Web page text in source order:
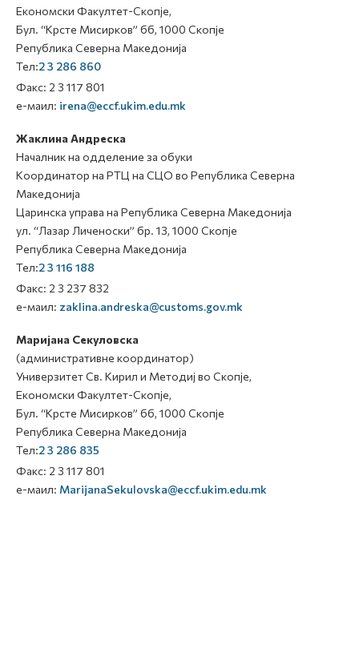
Економски Факултет-Скопје,
Бул. “Крсте Мисирков” бб, 1000 Скопје
Република Северна Македонија
Тел:2 3 286 860
Факс: 2 3 117 801
е-маил: irena@eccf.ukim.edu.mk
Жаклина Андреска
Началник на одделение за обуки
Координатор на РТЦ на СЦО во Република Северна
Македонија
Царинска управа на Република Северна Македонија
ул. “Лазар Личеноски” бр. 13, 1000 Скопје
Република Северна Македонија
Тел:2 3 116 188
Факс: 2 3 237 832
е-маил: zaklina.andreska@customs.gov.mk
Маријана Секуловска
(административне координатор)
Универзитет Св. Кирил и Методиј во Скопје,
Економски Факултет-Скопје,
Бул. “Крсте Мисирков” бб, 1000 Скопје
Република Северна Македонија
Тел:2 3 286 835
Факс: 2 3 117 801
е-маил: MarijanaSekulovska@eccf.ukim.edu.mk